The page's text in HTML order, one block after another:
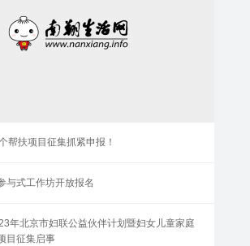
帮扶项目征集抓紧申报！
与式工作坊开放报名
年北京市妇联公益伙伴计划暨妇女儿童家庭
目征集启事